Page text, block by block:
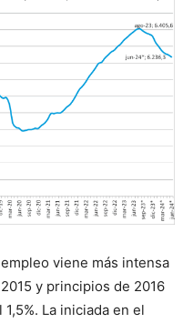
viene más intensa
y principios de 2016
La iniciada en el